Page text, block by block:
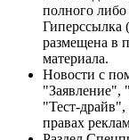
полного либо
Гиперссылка
размещена в
материала.
Новости с
"Тест-
правах